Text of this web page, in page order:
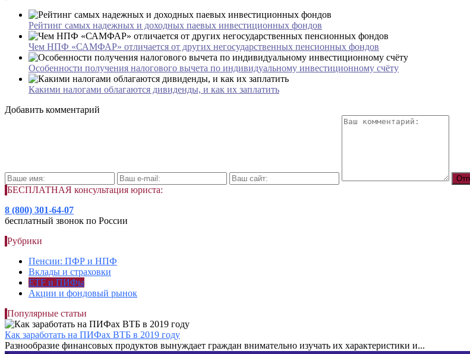
Рейтинг самых надежных и доходных паевых инвестиционных фондов
Чем НПФ «САМФАР» отличается от других негосударственных пенсионных фондов
Особенности получения налогового вычета по индивидуальному инвестиционному счёту
Какими налогами облагаются дивиденды, и как их заплатить
Добавить комментарий
БЕСПЛАТНАЯ консультация юриста:
8 (800) 301-64-07
бесплатный звонок по России
Рубрики
Пенсии: ПФР и НПФ
Вклады и страховки
ETF и ПИФы
Акции и фондовый рынок
Популярные статьи
Как заработать на ПИФах ВТБ в 2019 году
Разнообразие финансовых продуктов вынуждает граждан внимательно изучать их характеристики и...